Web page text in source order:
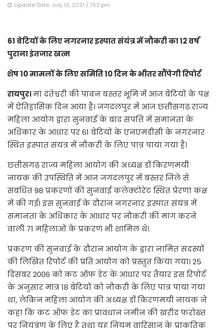
Update Date: July 13, 2021 / 1:52 pm
61 बेटियों के लिए नगरनार इस्पात संयंत्र में नौकरी का 12 वर्ष
पुराना इंतजार खत्म
शेष 10 मामलों के लिए समिति 10 दिन के भीतर सौंपेगी रिपोर्ट
रायपुर।मां दंतेश्वरी की पावन बस्तर भूमि में आज बेटियों के पक्ष
में ऐतिहासिक दिन आया है। जगदलपुर में आज छत्तीसगढ़ राज्य
महिला आयोग द्वारा सुनवाई के बाद संपत्ति में समानता के
अधिकार के आधार पर 61 बेटियों के एनएमडीसी के नगरनार
स्थित इस्पात संयंत्र में नौकरी के लिए पात्र पाया गया है।
छत्तीसगढ़ राज्य महिला आयोग की अध्यक्ष डॉ किरणमयी
नायक की उपस्थिति में आज जगदलपुर में बस्तर जिले से
संबंधित 98 प्रकरणों की सुनवाई कलेक्टोरेट स्थित प्रेरणा कक्ष
में की गई। इस सुनवाई के दौरान नगरनार इस्पात संयंत्र में
समानता के अधिकार के आधार पर नौकरी की मांग करने
वाली 71 महिलाओं के प्रकरण भी शामिल थे।
प्रकरण की सुनवाई के दौरान आयोग के द्वारा नामित सदस्यों
की लिखित रिपोर्ट की प्रति आयोग को प्रस्तुत किया गया। 25
दिसंबर 2006 को कट ऑफ डेट के आधार पर तैयार इस रिपोर्ट
के अनुसार मात्र 18 बेटियों को नौकरी के लिए पात्र पाया गया
था, लेकिन महिला आयोग की अध्यक्ष डॉ किरणमयी नायक ने
कहा कि कट ऑफ डेट का प्रावधान जमीन की खरीद फरोख्त
पर नियंत्रण के लिए है तथा यह नियम वारिसान के प्राकृतिक